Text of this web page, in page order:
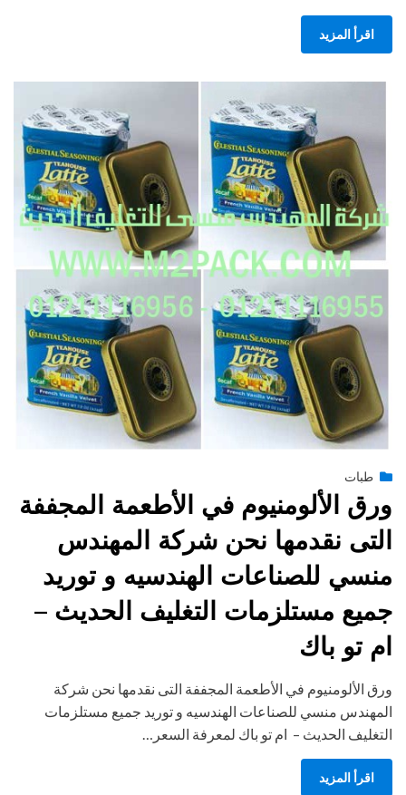
اقرأ المزيد
engmansyPosted
يونيو 30, 2015
طبات
ورق الألومنيوم في الأطعمة المجففة
التى نقدمها نحن شركة المهندس
منسي للصناعات الهندسيه و توريد
جميع مستلزمات التغليف الحديث –
ام تو باك
ورق الألومنيوم في الأطعمة المجففة التى نقدمها نحن شركة
المهندس منسي للصناعات الهندسيه و توريد جميع مستلزمات
التغليف الحديث – ام تو باك لمعرفة السعر…
اقرأ المزيد